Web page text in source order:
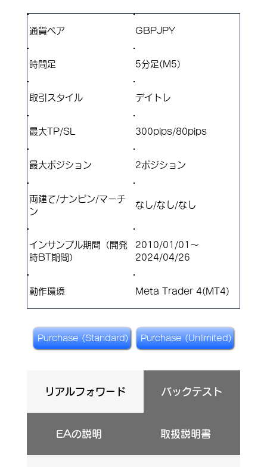
通貨ペア GBPJPY
​時間足 5分足(M5)
取引スタイル デイトレ
最大TP/SL 300pips/80pips
​最大ポジション 2ポジション
両建て/ナンピン/マーチ
ン
なし/なし/なし
インサンプル期間（開発
時BT期間）
2010/01/01～
2024/04/26
​動作環境 Meta Trader 4(MT4)
Purchase (Standard) Purchase (Unlimited)
リアルフォワード バックテスト
EAの説明 取扱説明書